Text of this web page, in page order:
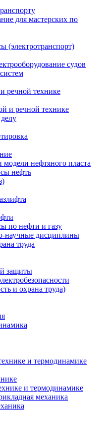
для мастерских по
(электротранспорт)
судов
речной технике
и речной технике
модели нефтяного пласта
нефть
по нефти и газу
научные дисциплины
труда
защиты
и охрана труда)
и термодинамике
и термодинамике
механика